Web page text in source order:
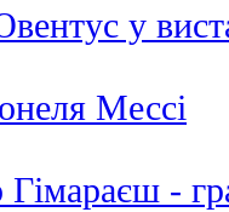
у
Мессі
-